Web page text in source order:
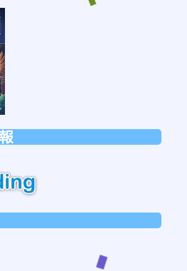
https://forms.gle/sb6qss7apF2uRjVc7